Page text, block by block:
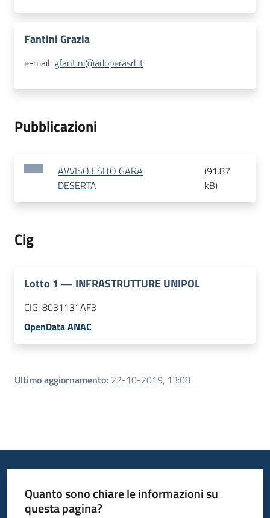
Fantini Grazia
e-mail: gfantini@adoperasrl.it
Pubblicazioni
AVVISO ESITO GARA
DESERTA
(91.87
kB)
Cig
Lotto 1 — INFRASTRUTTURE UNIPOL
CIG:8031131AF3
OpenData ANAC
Ultimo aggiornamento: 22-10-2019, 13:08
Quanto sono chiare le informazioni su
questa pagina?